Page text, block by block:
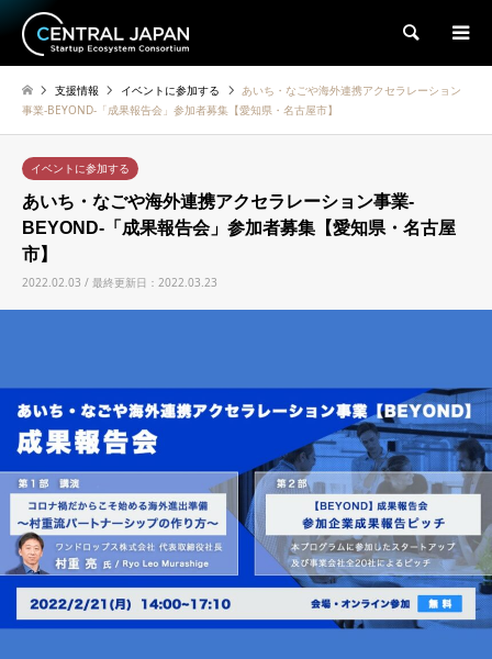
検索
支援情報 イベントに参加する
あいち・なごや海外連携アクセラレーション
事業-BEYOND-「成果報告会」参加者募集【愛知県・名古屋市】
イベントに参加する
あいち・なごや海外連携アクセラレーション事業-
BEYOND-「成果報告会」参加者募集【愛知県・名古屋
市】
2022.02.03 / 最終更新日：2022.03.23